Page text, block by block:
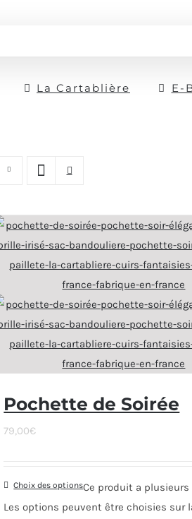
La Cartablière E-
Pochette de Soirée
79,00€
Choix des optionsCe produit a
Les options peuvent être choisies sur